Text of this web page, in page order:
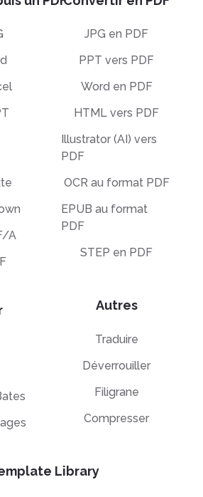
A
JPG en PDF
PPT vers PDF
Word en PDF
HTML vers PDF
Illustrator (AI) vers
PDF
OCR au format PDF
EPUB au format
PDF
STEP en PDF
Autres
Traduire
Déverrouiller
Filigrane
Compresser
Library